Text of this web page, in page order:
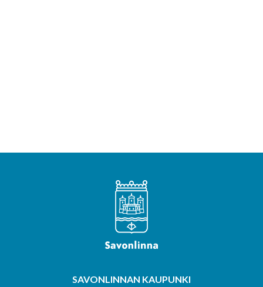
SAVONLINNAN KAUPUNKI